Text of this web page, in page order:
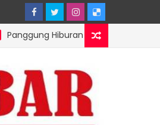
Festival Raimuti 2026